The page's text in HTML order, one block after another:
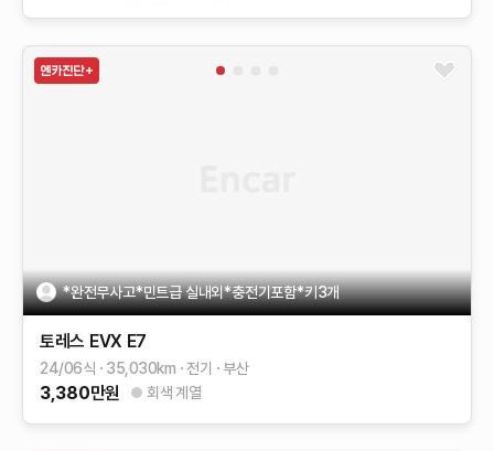
*완전무사고*민트급 실내외*충전기포함*키3개
토레스 EVX E7
24/06식 35,030km 전기 부산
3,380만원 회색 계열